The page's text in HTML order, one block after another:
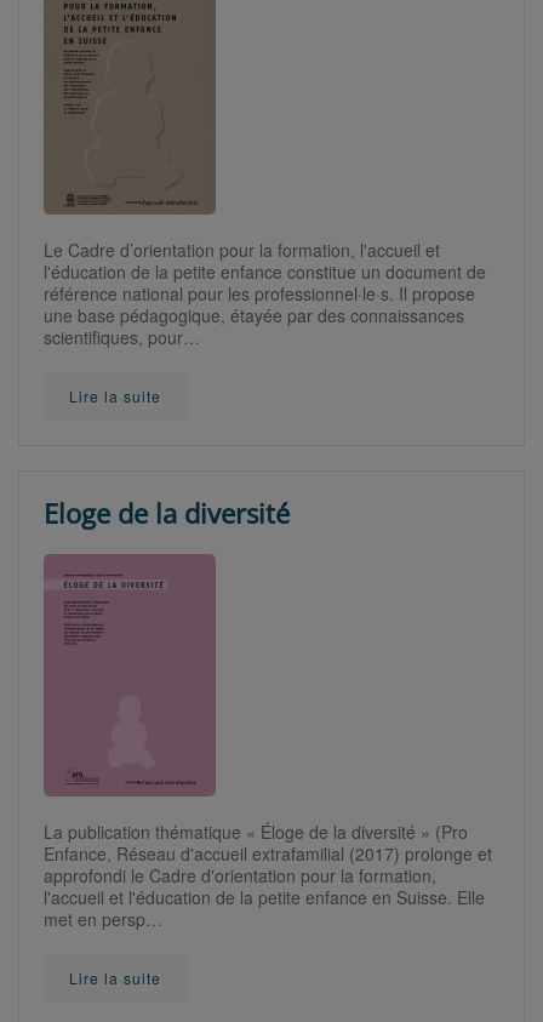
Le Cadre d’orientation pour la formation, l'accueil et
l'éducation de la petite enfance constitue un document de
référence national pour les professionnel·le·s. Il propose
une base pédagogique, étayée par des connaissances
scientifiques, pour…
Lire la suite
Eloge de la diversité
La publication thématique « Éloge de la diversité » (Pro
Enfance, Réseau d'accueil extrafamilial (2017) prolonge et
approfondi le Cadre d'orientation pour la formation,
l'accueil et l'éducation de la petite enfance en Suisse. Elle
met en persp…
Lire la suite